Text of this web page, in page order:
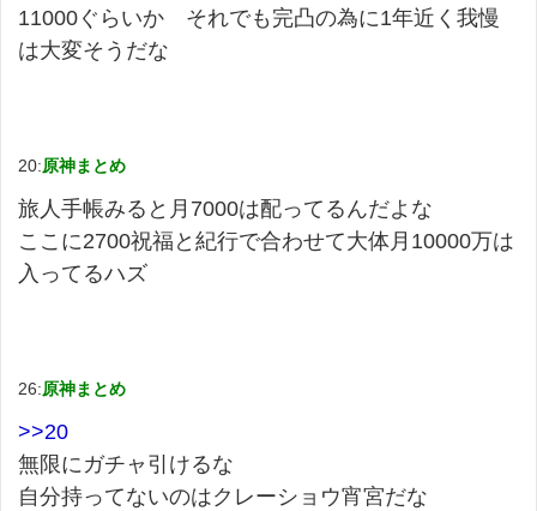
11000ぐらいか それでも完凸の為に1年近く我慢
は大変そうだな
20:原神まとめ
旅人手帳みると月7000は配ってるんだよな
ここに2700祝福と紀行で合わせて大体月10000万は
入ってるハズ
26:原神まとめ
>>20
無限にガチャ引けるな
自分持ってないのはクレーショウ宵宮だな